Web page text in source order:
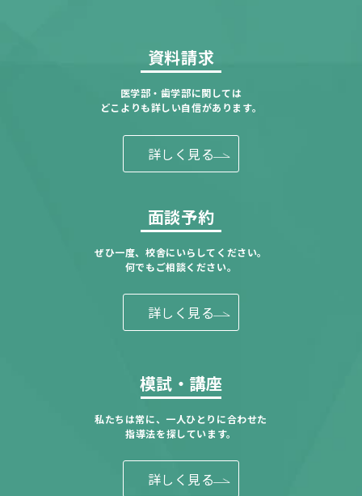
資料請求
医学部・歯学部に関しては
どこよりも詳しい自信があります。
詳しく見る
面談予約
ぜひ一度、校舎にいらしてください。
何でもご相談ください。
詳しく見る
模試・講座
私たちは常に、一人ひとりに合わせた
指導法を探しています。
詳しく見る